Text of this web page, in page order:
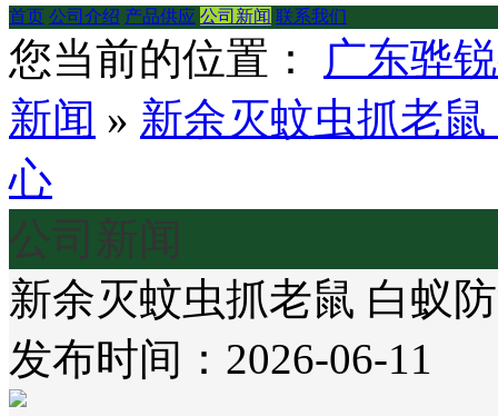
首页 公司介绍 产品供应 公司新闻 联系我们
您当前的位置：
广东骅
新闻 » 新余灭蚊虫抓老
心
公司新闻
新余灭蚊虫抓老鼠 白蚁
发布时间：2026-06-11